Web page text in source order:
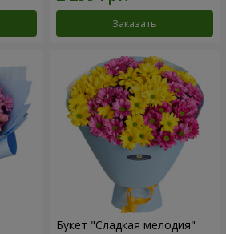
Заказать
Букет "Сладкая мелодия"